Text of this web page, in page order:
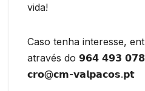
vida!
Caso tenha interesse,
através do 𝟵𝟲𝟰 𝟰𝟵𝟯
𝗰𝗿𝗼@𝗰𝗺-𝘃𝗮𝗹𝗽𝗮𝗰𝗼𝘀.𝗽𝘁